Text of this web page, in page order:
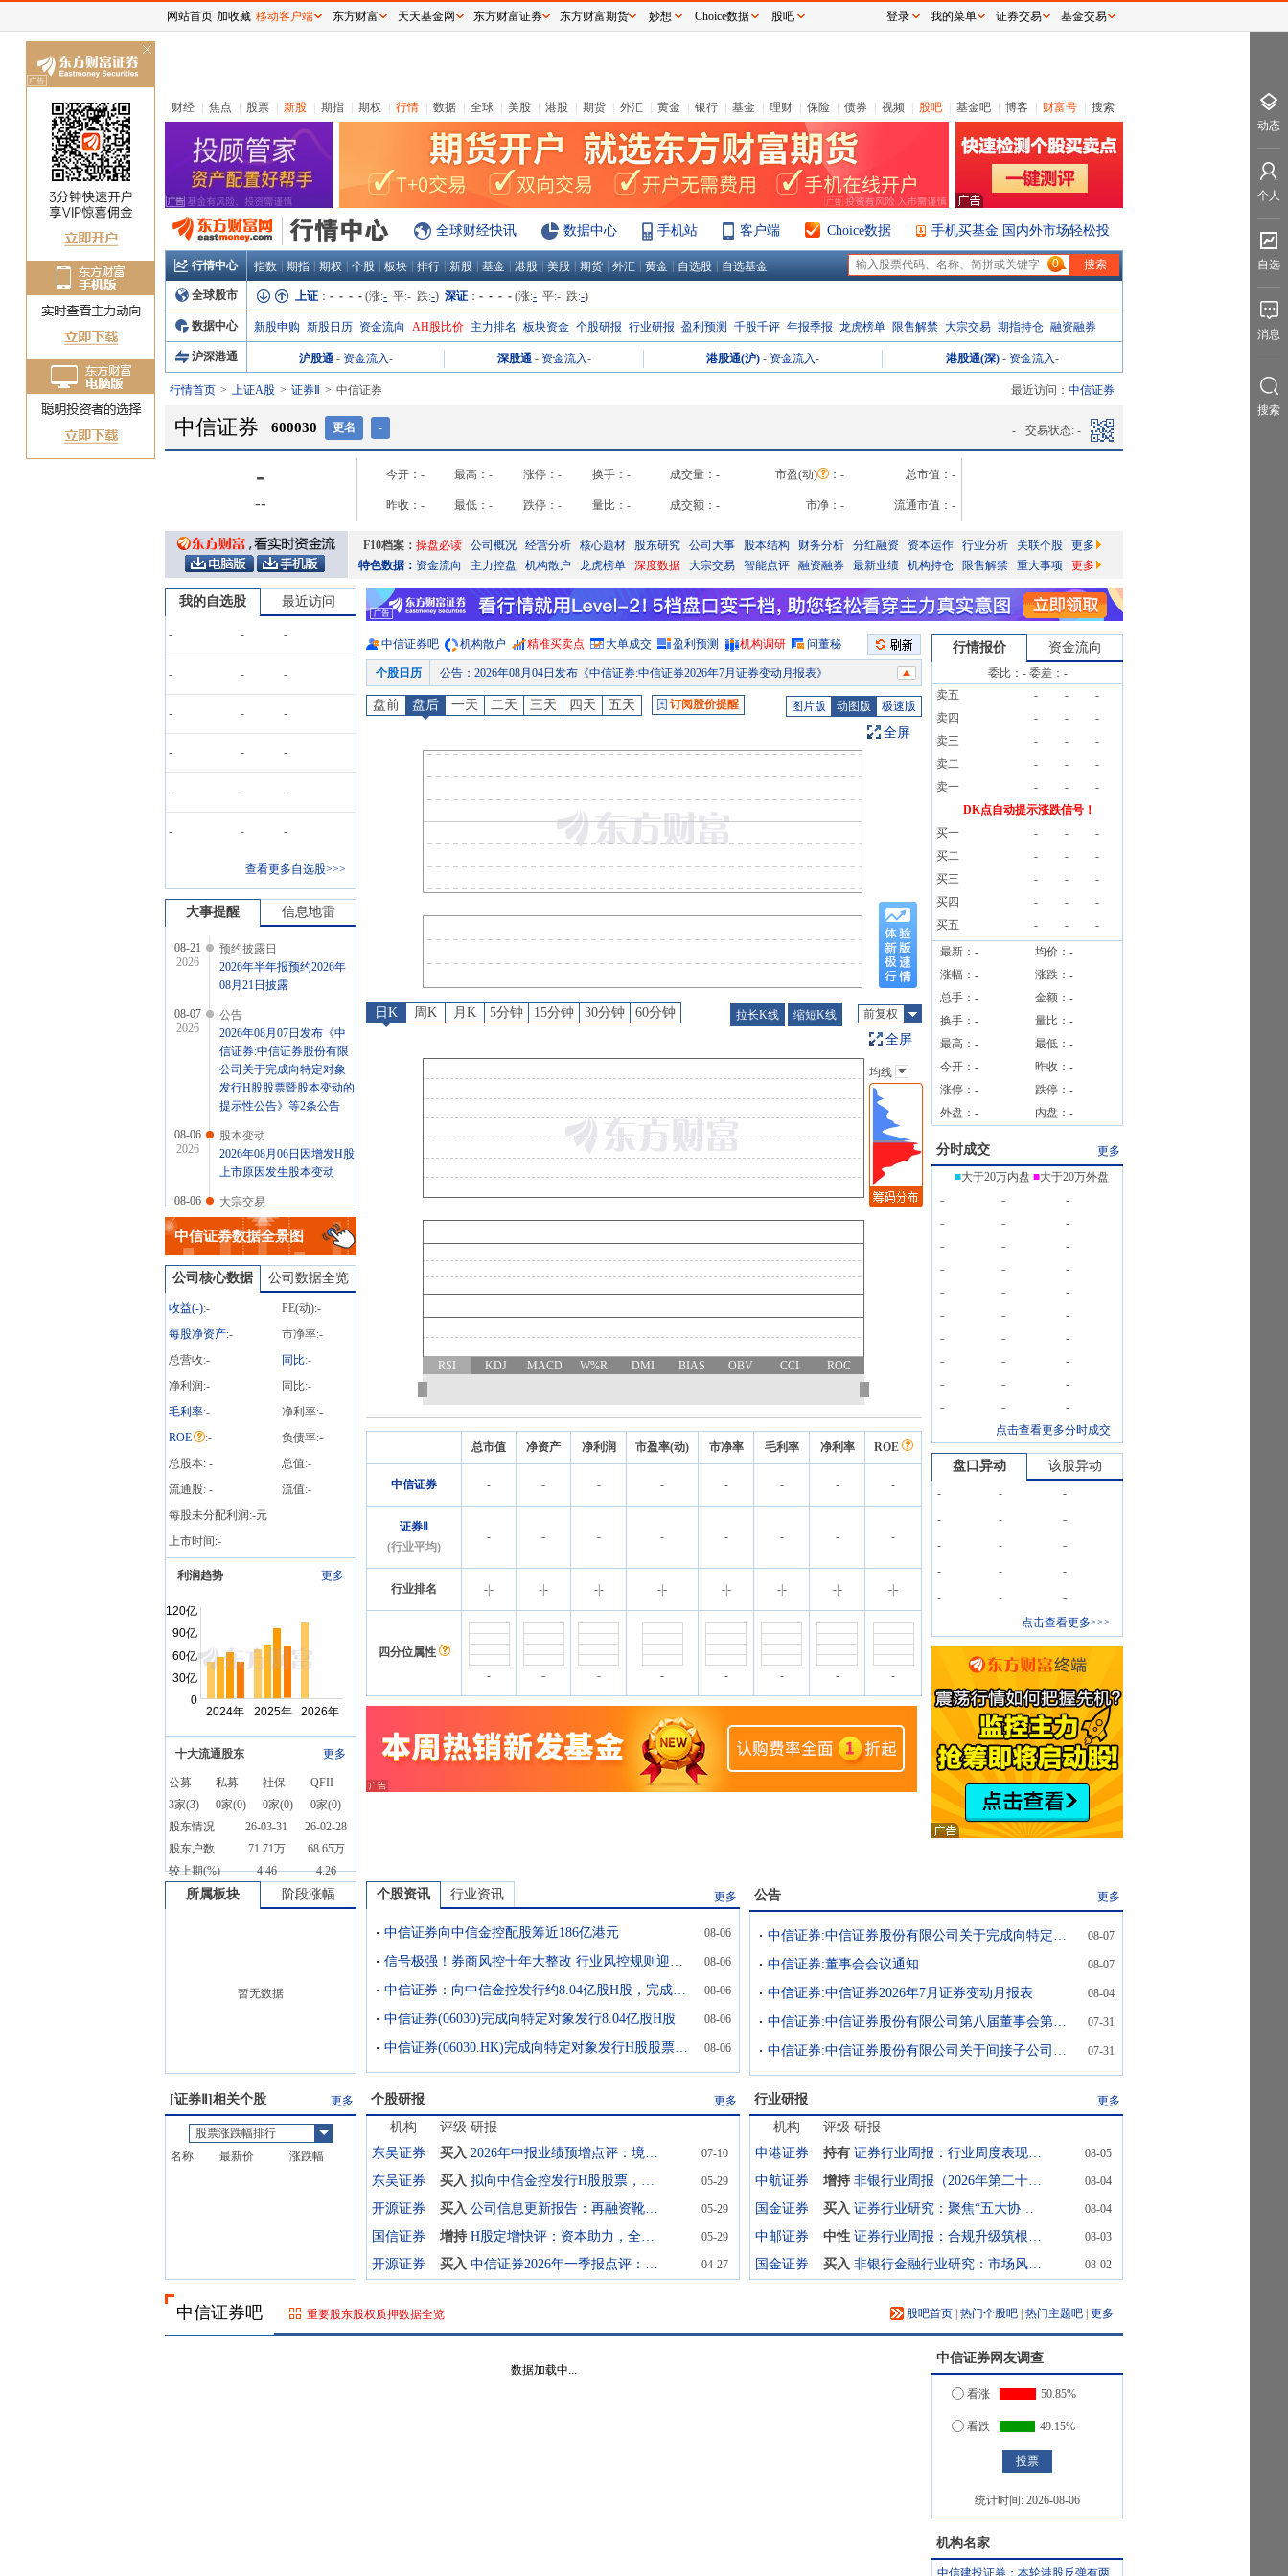
财经 焦点 股票 新股 期指 期权 行情 数据 全球 美股 港股 期货 外汇 黄金 银行 基金 理财 保险 债券 视频 股吧 基金吧 博客 财富号 搜索
全球财经快讯 数据中心 手机站 客户端 Choice数据 手机买基金 国内外市场轻松投
行情中心 指数 期指 期权 个股 板块 排行 新股 基金 港股 美股 期货 外汇 黄金 自选股 自选基金 0
全球股市 上证 ： - - - - (涨:- 平:- 跌:-) 深证 ： - - - - (涨:- 平:- 跌:-)
数据中心 新股申购 新股日历 资金流向 AH股比价 主力排名 板块资金 个股研报 行业研报 盈利预测 千股千评 年报季报 龙虎榜单 限售解禁 大宗交易 期指持仓 融资融券
沪深港通 沪股通 - 资金流入- 深股通 - 资金流入- 港股通(沪) - 资金流入- 港股通(深) - 资金流入-
行情首页 上证A股 证券Ⅱ 中信证券 最近访问： 中信证券
中信证券 600030 更名 - - 交易状态: -
-
--
今开： - 最高： - 涨停： - 换手： - 成交量： - 市盈(动) ： - 总市值： -
昨收： - 最低： - 跌停： - 量比： - 成交额： - 市净： - 流通市值： -
F10档案： 操盘必读 公司概况 经营分析 核心题材 股东研究 公司大事 股本结构 财务分析 分红融资 资本运作 行业分析 关联个股
更多
特色数据： 资金流向 主力控盘 机构散户 龙虎榜单 深度数据 大宗交易 智能点评 融资融券 最新业绩 机构持仓 限售解禁 重大事项 更多
我的自选股 最近访问
- - -
- - -
- - -
- - -
- - -
- - -
查看更多自选股>>>
大事提醒 信息地雷
08-21
2026
预约披露日
2026年半年报预约2026年
08月21日披露
08-07
2026
公告
2026年08月07日发布《中
信证券:中信证券股份有限
公司关于完成向特定对象
发行H股股票暨股本变动的
提示性公告》等2条公告
08-06
2026
股本变动
2026年08月06日因增发H股
上市原因发生股本变动
08-06
2026
大宗交易
2026年08月06日共有1笔大
宗交易，成交量47.2万股，
成交额1317.82万元
中信证券数据全景图
公司核心数据 公司数据全览
收益(-):- PE(动):-
每股净资产:- 市净率:-
总营收:- 同比:-
净利润:- 同比:-
毛利率:- 净利率:-
ROE
:- 负债率:-
总股本: - 总值:-
流通股: - 流值:-
每股未分配利润:-元
上市时间:-
利润趋势 更多
十大流通股东 更多
公募 私募 社保
QFII
3家(3) 0家(0) 0家(0) 0家(0)
股东情况
26-03-31
26-02-28
股东户数
71.71万
68.65万
较上期(%)
4.46 4.26
中信证券吧 机构散户 精准买卖点 大单成交 盈利预测 机构调研 问董秘
个股日历
公告：2026年08月04日发布《中信证券:中信证券2026年7月证券变动月报表》
股权质押：截止2026年07月31日质押总比例0.01%，质押总股数80.00万股，质押总笔数1笔
公告：2026年07月31日发布《中信证券:中信证券股份有限公司关于间接子公司获取银行授信并由间接子公司提供担保的公告》等2条公告
2026年07月29日发布《中信证券:中信证券股份有限公司关于间接子公司发行中期票据并由全资子公司提供担保的公告》
公告：2026年07月28日发布《中信证券:中信证券股份有限公司关于华夏基金2026年半年度业绩快报的公告》
股权质押 ：截止2026年07月24日质押总比例0.01%，质押总股数80.00万股，质押总笔数1笔
预约披露日：2026年半年报预约2026年08月21日披露
公告：2026年08月07日发布《中信证券:中信证券股份有限公司关于完成向特定对象发行H股股票暨股本变动的提示性公告》等2条公告
盘前 盘后 一天 二天 三天 四天 五天 订阅股价提醒 图片版 动图版 极速版
全屏
日K 周K 月K 5分钟 15分钟 30分钟 60分钟 拉长K线 缩短K线 前复权
全屏
主图指标
均线
EXPMA
SAR
BBI
RSI KDJ MACD W%R DMI BIAS OBV CCI ROC
均线
总市值 净资产 净利润 市盈率(动) 市净率 毛利率 净利率 ROE
中信证券 - - - - - - - -
证券Ⅱ
(行业平均)
- - - - - - - -
行业排名 -- -- -|- -- -|- -|- -|- --
四分位属性
-
- - - - - - -
行情报价 资金流向
委比： -委差： -
卖五
- -
-
卖四
- -
-
卖三
- -
-
卖二
- -
-
卖一
- -
-
DK点自动提示涨跌信号！
买一
- -
-
买二
- -
-
买三
- -
-
买四
- -
-
买五
- -
-
最新： - 均价： -
涨幅： - 涨跌： -
总手： - 金额： -
换手： - 量比： -
最高： - 最低： -
今开： - 昨收： -
涨停： - 跌停： -
外盘： - 内盘： -
分时成交
更多
■大于20万内盘 ■大于20万外盘
-
-
-
-
-
-
-
-
-
-
-
-
-
-
-
-
-
-
-
-
-
-
-
-
-
-
-
-
-
-
点击查看更多分时成交
盘口异动 该股异动
- -
-
-
-
-
-
-
-
-
-
-
-
-
-
点击查看更多>>>
所属板块 阶段涨幅
暂无数据
个股资讯 行业资讯 更多
中信证券向中信金控配股筹近186亿港元 08-06
信号极强！券商风控十年大整改 行业风控规则迎来系统性升级 08-06
中信证券：向中信金控发行约8.04亿股H股，完成后其持股比例增加至23.96% 08-06
中信证券(06030)完成向特定对象发行8.04亿股H股 08-06
中信证券(06030.HK)完成向特定对象发行H股股票工作 08-06
公告 更多
中信证券:中信证券股份有限公司关于完成向特定对象发行H股股票暨股本变动的提示性公告 08-07
中信证券:董事会会议通知 08-07
中信证券:中信证券2026年7月证券变动月报表 08-04
中信证券:中信证券股份有限公司第八届董事会第五十一次会议决议公告 07-31
中信证券:中信证券股份有限公司关于间接子公司获取银行授信并由间接子公司提供担保的公告 07-31
[证券Ⅱ ]相关个股 更多
股票涨跌幅排行
名称
最新价 涨跌幅
个股研报 更多
机构 评级 研报
东吴证券
买入 2026年中报业绩预增点评：境内境外业务线全面大增，归母净利润预计增长70% 07-10
东吴证券 买入 拟向中信金控发行H股股票，中长期有利于公司进一步提升国际竞争力 05-29
开源证券 买入 公司信息更新报告：再融资靴子落地，业务全面高增带来配置机遇 05-29
国信证券 增持 H股定增快评：资本助力，全球化布局领先 05-29
开源证券 买入 中信证券2026年一季报点评：海外投行和投资收益表现亮眼，ROE和估值错配 04-27
行业研报 更多
机构 评级 研报
申港证券
持有 证券行业周报：行业周度表现强于沪深300 08-05
中航证券 增持 非银行业周报（2026年第二十七）并购催化与业绩共振，把握行业高质量发展主线 08-04
国金证券 买入 证券行业研究：聚焦“五大协同”，两地互联互通再升级 08-04
中邮证券 中性 证券行业周报：合规升级筑根基，头部券商或受益 08-03
国金证券 买入 非银行金融行业研究：市场风格再平衡，把握非银低估值机会 08-02
中信证券吧 重要股东股权质押数据全览 股吧首页 热门个股吧 热门主题吧 更多
中信证券网友调查
看涨 50.85%
看跌 49.15%
统计时间: 2026-08-06
机构名家
中信建投证券：本轮港股反弹有两
网站首页 加收藏 移动客户端 东方财富 天天基金网 东方财富证券 东方财富期货 妙想 Choice数据 股吧 登录 我的菜单 证券交易 基金交易
动态
个人
自选
消息
搜索